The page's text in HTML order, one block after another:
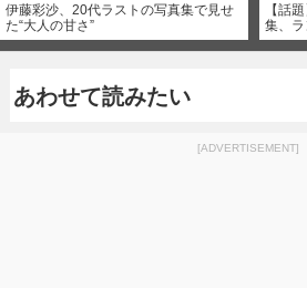
伊藤彩沙、20代ラストの写真集で見せ
た“大人の甘さ”
【話
集、ラ
あわせて読みたい
[ADVERTISEMENT]